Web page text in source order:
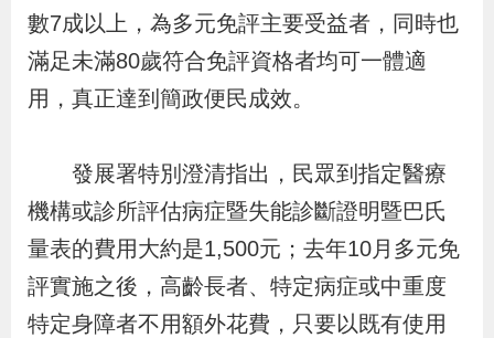
隱
私
訊
安
全
政
數7成以上，為多元免評主要受益者，同時也
滿足未滿80歲符合免評資格者均可一體適
用，真正達到簡政便民成效。
發展署特別澄清指出，民眾到指定醫療
機構或診所評估病症暨失能診斷證明暨巴氏
量表的費用大約是1,500元；去年10月多元免
評實施之後，高齡長者、特定病症或中重度
特定身障者不用額外花費，只要以既有使用